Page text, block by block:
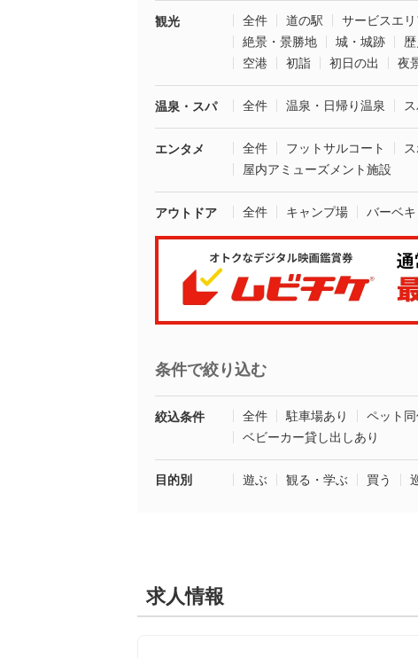
観光 全件 道の駅 サービスエ
絶景・景勝地
城・城跡
空港
初詣 初日の出 夜
温泉・スパ 全件 温泉・日帰り温泉
エンタメ 全件 フットサルコート
屋内アミューズメント施設
アウトドア 全件 キャンプ場 バーベ
条件で絞り込む
絞込条件 全件 駐車場あり ペット
ベビーカー貸し出しあり
目的別 遊ぶ 観る・学ぶ 買う
求人情報